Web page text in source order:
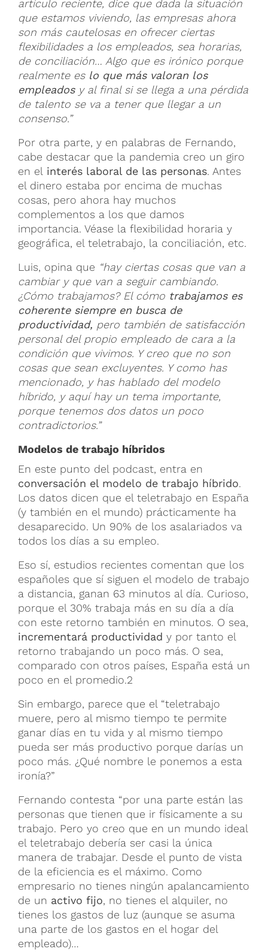
artículo reciente, dice que dada la situación
que estamos viviendo, las empresas ahora
son más cautelosas en ofrecer ciertas
flexibilidades a los empleados, sea horarias,
de conciliación… Algo que es irónico porque
realmente eslo que más valoran los
empleadosy al final si se llega a una pérdida
de talento se va a tener que llegar a un
consenso.”
Por otra parte, y en palabras de Fernando,
cabe destacar que la pandemia creo un giro
en el interés laboral de las personas. Antes
el dinero estaba por encima de muchas
cosas, pero ahora hay muchos
complementos a los que damos
importancia. Véase la flexibilidad horaria y
geográfica, el teletrabajo, la conciliación, etc.
Luis, opina que “hay ciertas cosas que van a
cambiar y que van a seguir cambiando.
¿Cómo trabajamos? El cómo trabajamos es
coherente siempre en busca de
productividad, pero también de satisfacción
personal del propio empleado de cara a la
condición que vivimos. Y creo que no son
cosas que sean excluyentes. Y como has
mencionado, y has hablado del modelo
híbrido, y aquí hay un tema importante,
porque tenemos dos datos un poco
contradictorios.”
Modelos de trabajo híbridos
En este punto del podcast, entra en
conversación el modelo de trabajo híbrido.
Los datos dicen que el teletrabajo en España
(y también en el mundo) prácticamente ha
desaparecido. Un 90% de los asalariados va
todos los días a su empleo.
Eso sí, estudios recientes comentan que los
españoles que sí siguen el modelo de trabajo
a distancia, ganan 63 minutos al día. Curioso,
porque el 30% trabaja más en su día a día
con este retorno también en minutos. O sea,
incrementará productividad y por tanto el
retorno trabajando un poco más. O sea,
comparado con otros países, España está un
poco en el promedio.2
Sin embargo, parece que el “teletrabajo
muere, pero al mismo tiempo te permite
ganar días en tu vida y al mismo tiempo
pueda ser más productivo porque darías un
poco más. ¿Qué nombre le ponemos a esta
ironía?”
Fernando contesta “por una parte están las
personas que tienen que ir físicamente a su
trabajo. Pero yo creo que en un mundo ideal
el teletrabajo debería ser casi la única
manera de trabajar. Desde el punto de vista
de la eficiencia es el máximo. Como
empresario no tienes ningún apalancamiento
de un activo fijo, no tienes el alquiler, no
tienes los gastos de luz (aunque se asuma
una parte de los gastos en el hogar del
empleado)…